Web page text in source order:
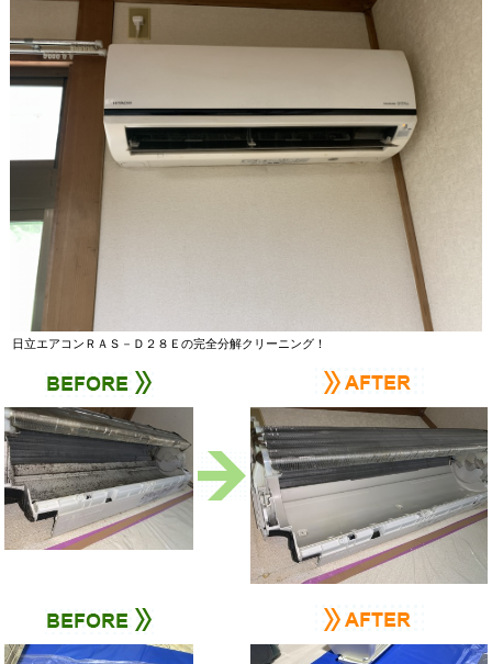
日立エアコンＲＡＳ－Ｄ２８Ｅの完全分解クリーニング！